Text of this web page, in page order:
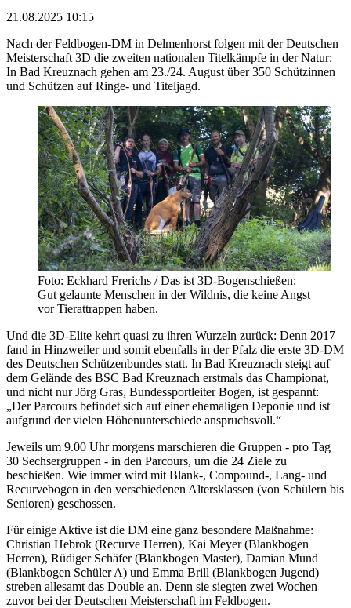
21.08.2025 10:15
Nach der Feldbogen-DM in Delmenhorst folgen mit der Deutschen
Meisterschaft 3D die zweiten nationalen Titelkämpfe in der Natur:
In Bad Kreuznach gehen am 23./24. August über 350 Schützinnen
und Schützen auf Ringe- und Titeljagd.
Foto: Eckhard Frerichs / Das ist 3D-Bogenschießen:
Gut gelaunte Menschen in der Wildnis, die keine Angst
vor Tierattrappen haben.
Und die 3D-Elite kehrt quasi zu ihren Wurzeln zurück: Denn 2017
fand in Hinzweiler und somit ebenfalls in der Pfalz die erste 3D-DM
des Deutschen Schützenbundes statt. In Bad Kreuznach steigt auf
dem Gelände des BSC Bad Kreuznach erstmals das Championat,
und nicht nur Jörg Gras, Bundessportleiter Bogen, ist gespannt:
„Der Parcours befindet sich auf einer ehemaligen Deponie und ist
aufgrund der vielen Höhenunterschiede anspruchsvoll.“
Jeweils um 9.00 Uhr morgens marschieren die Gruppen - pro Tag
30 Sechsergruppen - in den Parcours, um die 24 Ziele zu
beschießen. Wie immer wird mit Blank-, Compound-, Lang- und
Recurvebogen in den verschiedenen Altersklassen (von Schülern bis
Senioren) geschossen.
Für einige Aktive ist die DM eine ganz besondere Maßnahme:
Christian Hebrok (Recurve Herren), Kai Meyer (Blankbogen
Herren), Rüdiger Schäfer (Blankbogen Master), Damian Mund
(Blankbogen Schüler A) und Emma Brill (Blankbogen Jugend)
streben allesamt das Double an. Denn sie siegten zwei Wochen
zuvor bei der Deutschen Meisterschaft im Feldbogen.